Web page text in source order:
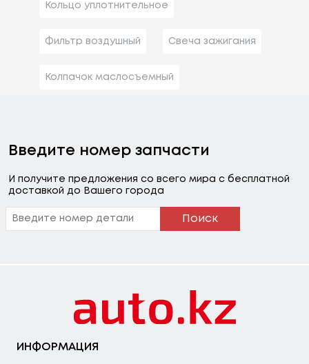
Кольцо уплотнительное
Фильтр воздушный Свеча зажигания
Колпачок маслосъемный
Введите номер запчасти
И получите предложения со всего мира с бесплатной
доставкой до Вашего города
Поиск
ИНФОРМАЦИЯ